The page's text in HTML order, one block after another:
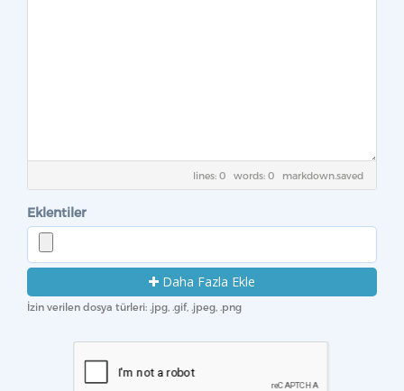
lines: 0 words: 0 markdown.saved
Eklentiler
Daha Fazla Ekle
İzin verilen dosya türleri: .jpg, .gif, .jpeg, .png